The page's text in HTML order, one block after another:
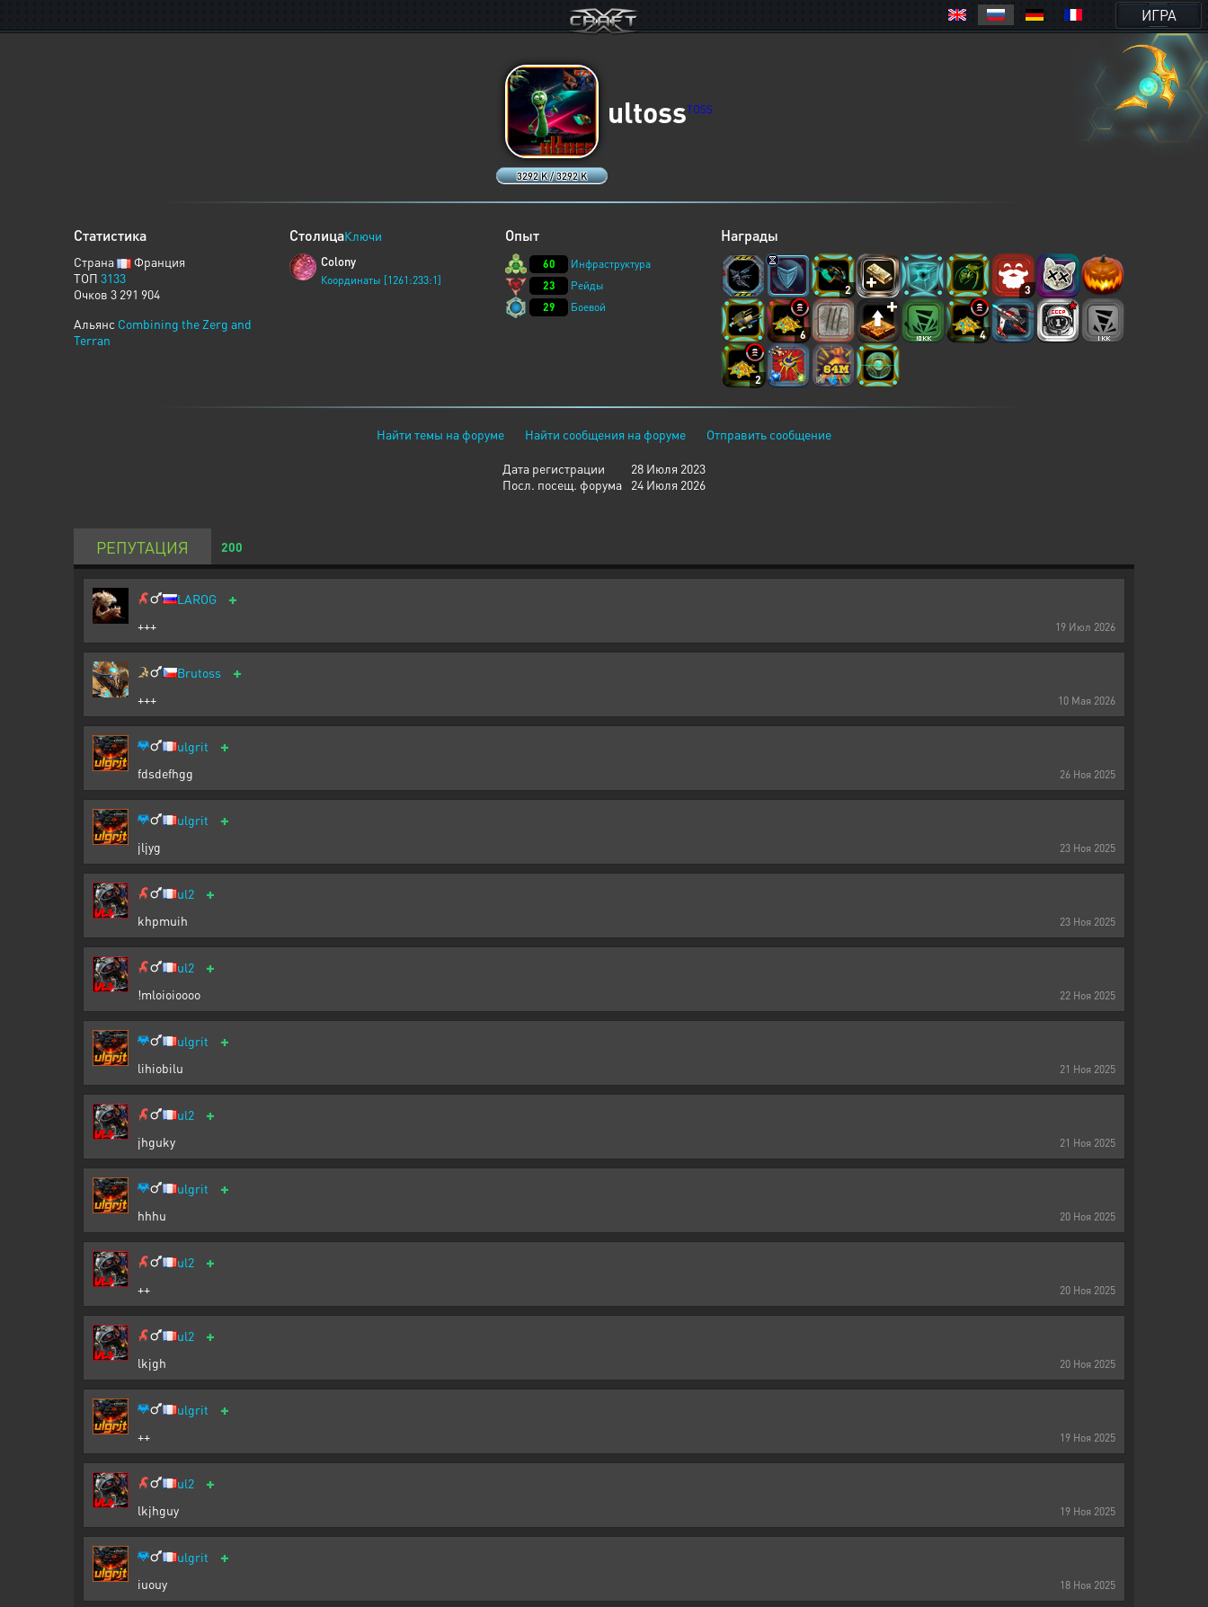
ИГРА
3292 K / 3292 K
ultossTOSS
Статистика
Страна
Франция
ТОП 3133
Очков 3 291 904
Альянс Combining the Zerg and
Terran
СтолицаКлючи
Colony
Координаты [1261:233:1]
Опыт
60
Инфраструктура
23
Рейды
29
Боевой
Награды
2 3
6 4
2
Найти темы на форуме Найти сообщения на форуме Отправить сообщение
Дата регистрации
28 Июля 2023
Посл. посещ. форума
24 Июля 2026
РЕПУТАЦИЯ 200
19 Июл 2026
LAROG +
+++
10 Мая 2026
Brutoss +
+++
26 Ноя 2025
ulgrit +
fdsdefhgg
23 Ноя 2025
ulgrit +
jljyg
23 Ноя 2025
ul2 +
khpmuih
22 Ноя 2025
ul2 +
!mloioioooo
21 Ноя 2025
ulgrit +
lihiobilu
21 Ноя 2025
ul2 +
jhguky
20 Ноя 2025
ulgrit +
hhhu
20 Ноя 2025
ul2 +
++
20 Ноя 2025
ul2 +
lkjgh
19 Ноя 2025
ulgrit +
++
19 Ноя 2025
ul2 +
lkjhguy
18 Ноя 2025
ulgrit +
iuouy